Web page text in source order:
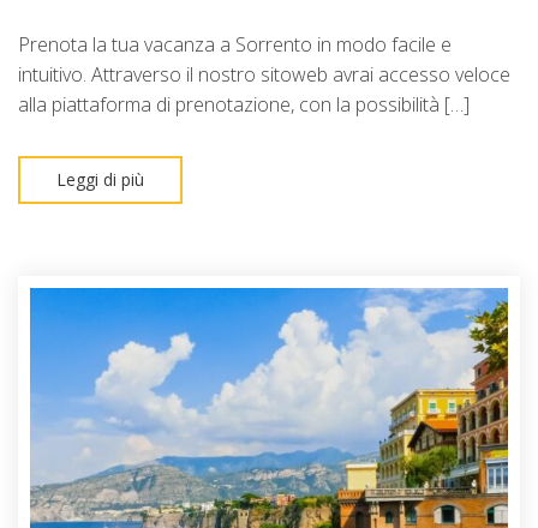
Prenota la tua vacanza a Sorrento in modo facile e
intuitivo. Attraverso il nostro sitoweb avrai accesso veloce
alla piattaforma di prenotazione, con la possibilità […]
Leggi di più